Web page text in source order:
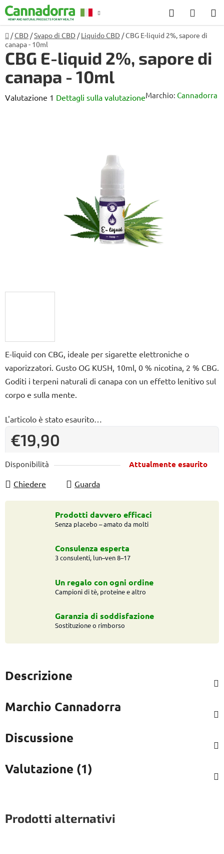
Vai
al
contenuto
Ricerca
DELLA
Consulenza
Casa
/CBD /Svapo di CBD / Liquido CBD /CBG E-liquid 2%, sapore di
canapa - 10ml
E-liquid con CBG, ideale per sigarette elettroniche o
vaporizzatori. Gusto OG KUSH, 10ml, 0 % nicotina, 2 % CBG.
Goditi i terpeni naturali di canapa con un effetto lenitivo sul
corpo e sulla mente.
L'articolo è stato esaurito…
€19,90
Disponibilità
Attualmente esaurito
Chiedere
Guarda
CBG E-liquid 2%, sapore di
canapa - 10ml
La
Valutazione 1 Dettagli sulla valutazioneMarchio: Cannadorra
Prodotti davvero efficaci
Senza placebo – amato da molti
Consulenza esperta
3 consulenti, lun–ven 8–17
Un regalo con ogni ordine
Campioni di tè, proteine e altro
Garanzia di soddisfazione
Sostituzione o rimborso
Descrizione
Marchio Cannadorra
Discussione
Valutazione (1)
Prodotti alternativi